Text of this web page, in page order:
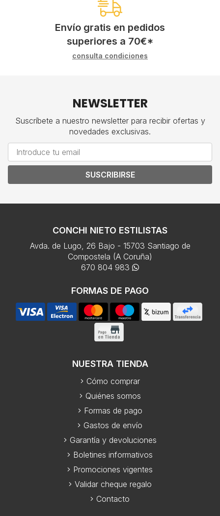
Envío gratis en pedidos
superiores a 70€*
consulta condiciones
NEWSLETTER
Suscríbete a nuestro newsletter para recibir ofertas y
novedades exclusivas.
SUSCRIBIRSE
CONCHI NIETO ESTILISTAS
Avda. de Lugo, 26 Bajo - 15703 Santiago de
Compostela (A Coruña)
670 804 983
FORMAS DE PAGO
NUESTRA TIENDA
Cómo comprar
Quiénes somos
Formas de pago
Gastos de envío
Garantía y devoluciones
Boletines informativos
Promociones vigentes
Validar cheque regalo
Contacto